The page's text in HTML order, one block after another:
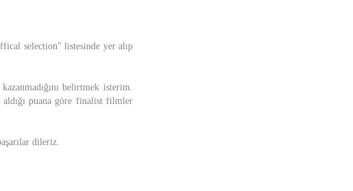
selection" listesinde yer alıp
belirtmek isterim.
puana göre finalist filmler
dileriz.